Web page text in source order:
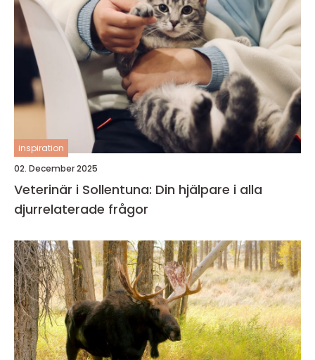
inspiration
02. December 2025
Veterinär i Sollentuna: Din hjälpare i alla
djurrelaterade frågor